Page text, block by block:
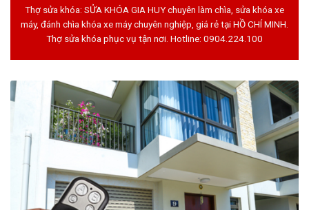
Thợ sửa khóa: SỬA KHÓA GIA HUY chuyên làm chìa, sửa khóa xe
máy, đánh chìa khóa xe máy chuyên nghiệp, giá rẻ tại HỒ CHÍ MINH.
Thợ sửa khóa phục vụ tận nơi. Hotline: 0904.224.100